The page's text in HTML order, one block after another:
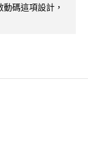
碼這項設計，